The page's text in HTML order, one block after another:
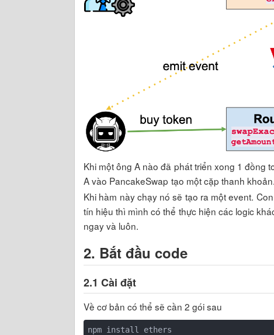
Khi một ông A nào đã phát triển xong 1 đồng
A vào PancakeSwap tạo một cặp thanh
Khi hàm này chạy nó sẽ tạo ra một event.
tín hiệu thì mình có thể thực hiện các logic
ngay và luôn.
2. Bắt đầu code
2.1 Cài đặt
Về cơ bản có thể sẽ cần 2 gói sau
npm install ethers